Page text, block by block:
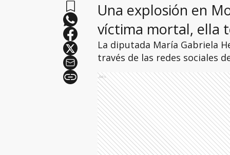
Una explosión en
víctima mortal, ella
La diputada María Gabriela
través de las redes sociales
Ads